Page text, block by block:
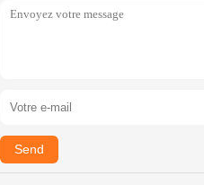
Send